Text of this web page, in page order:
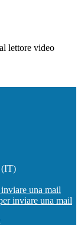
lettore video
(IT)
una mail
inviare una mail